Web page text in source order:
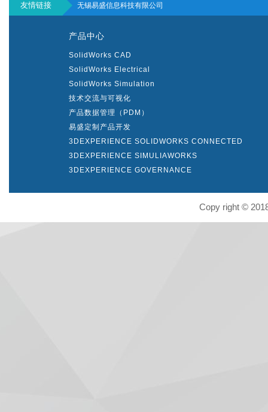
友情链接 无锡易盛信息科技有限公司
产品中心
SolidWorks CAD
SolidWorks Electrical
SolidWorks Simulation
技术交流与可视化
产品数据管理（PDM）
易盛定制产品开发
3DEXPERIENCE SOLIDWORKS CONNECTED
3DEXPERIENCE SIMULIAWORKS
3DEXPERIENCE GOVERNANCE
Copy right ©